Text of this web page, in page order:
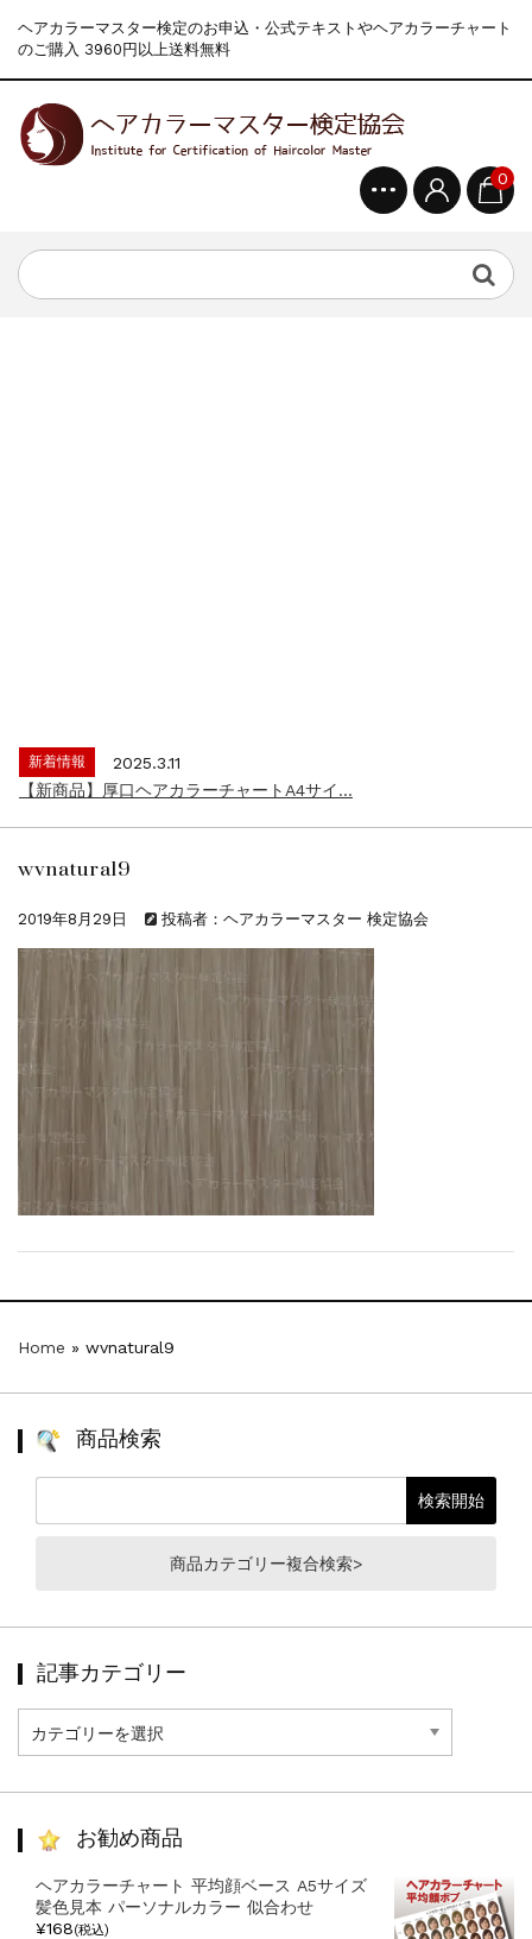
ヘアカラーマスター検定のお申込・公式テキストやヘアカラーチャート
のご購入 3960円以上送料無料
0
新着情報
2025.3.11
【新商品】厚口ヘアカラーチャートA4サイ...
新着情報
2024.4.10
新着情報
一部ヘアカラーチャートのお値引きを行いま...
新着情報
2026年度夏季・シルバーウィーク休業の...
2025.3.11
【新商品】厚口ヘアカラーチャートA4サイ...
9月24日頃よりオンラインショップの送料...
新着情報
2024.4.10
在庫処分セールのお知らせ【なくなり次第終...
新着情報
2024.4.9
wvnatural9
2019年8月29日 投稿者：ヘアカラーマスター 検定協会
Home » wvnatural9
商品検索
商品カテゴリー複合検索>
記事カテゴリー
事
カ
お勧め商品
ヘアカラーチャート 平均顔ベース A5サイズ
髪色見本 パーソナルカラー 似合わせ
¥168(税込)